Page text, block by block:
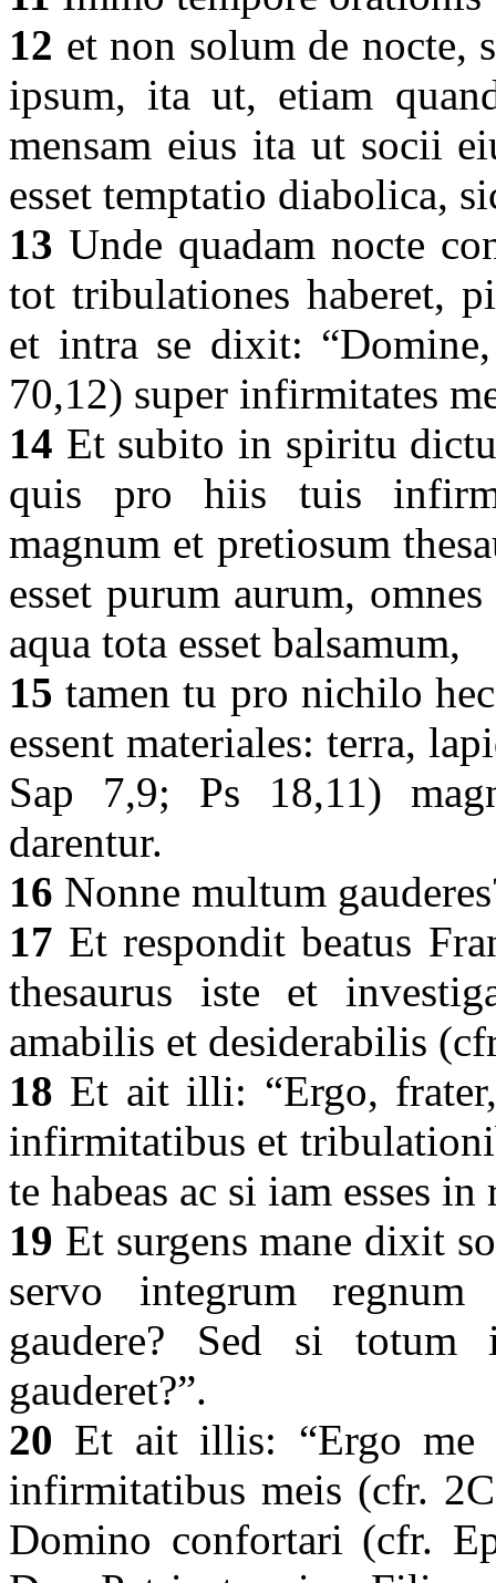
12 et non solum de nocte,
ipsum, ita ut, etiam
mensam eius ita ut socii
esset temptatio diabolica,
13 Unde quadam nocte
tot tribulationes haberet,
et intra se dixit:
70,12) super infirmitates
14 Et subito in spiritu
quis pro hiis tuis
magnum et pretiosum
esset purum aurum,
aqua tota esset balsamum,
15 tamen tu pro nichilo
essent materiales: terra,
Sap 7,9; Ps 18,11)
darentur.
16 Nonne multum
17 Et respondit beatus
thesaurus iste et
amabilis et desiderabilis
18 Et ait illi: “Ergo,
infirmitatibus et
te habeas ac si iam esses
19 Et surgens mane dixit
servo integrum
gaudere? Sed si totum
gauderet?”.
20 Et ait illis: “Ergo me
infirmitatibus meis (cfr.
Domino confortari (cfr.